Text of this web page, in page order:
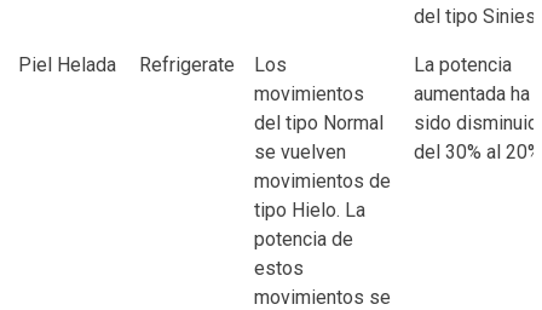
del tipo
Piel Helada Refrigerate
Los
movimientos
del tipo Normal
se vuelven
movimientos de
tipo Hielo. La
potencia de
estos
movimientos se
La potencia
aumentada ha
sido
del 30% al